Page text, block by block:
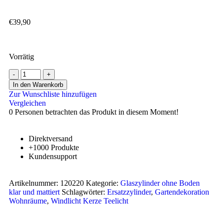
€39,90
Vorrätig
In den Warenkorb
Zur Wunschliste hinzufügen
Vergleichen
0 Personen betrachten das Produkt in diesem Moment!
Direktversand
+1000 Produkte
Kundensupport
Artikelnummer: 120220 Kategorie: Glaszylinder ohne Boden
klar und mattiert Schlagwörter: Ersatzzylinder, Gartendekoration
Wohnräume, Windlicht Kerze Teelicht